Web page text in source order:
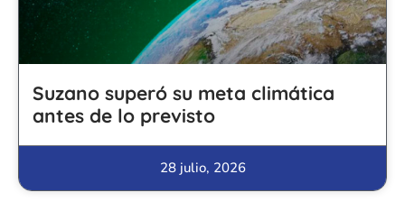
Suzano superó su meta climática
antes de lo previsto
28 julio, 2026